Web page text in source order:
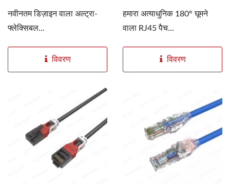
नवीनतम डिज़ाइन वाला अल्ट्रा-
फ्लेक्सिबल...
विवरण
हमारा अत्याधुनिक 180° घूमने
वाला RJ45 पैच...
विवरण